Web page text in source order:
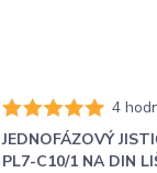
4
JEDNOFÁZOVÝ
PL7-C10/1 NA DIN